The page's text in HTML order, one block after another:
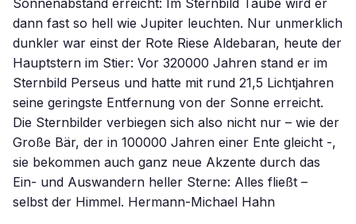
Sonnenabstand erreicht: Im Sternbild Taube wird er
dann fast so hell wie Jupiter leuchten. Nur unmerklich
dunkler war einst der Rote Riese Aldebaran, heute der
Hauptstern im Stier: Vor 320000 Jahren stand er im
Sternbild Perseus und hatte mit rund 21,5 Lichtjahren
seine geringste Entfernung von der Sonne erreicht.
Die Sternbilder verbiegen sich also nicht nur – wie der
Große Bär, der in 100000 Jahren einer Ente gleicht -,
sie bekommen auch ganz neue Akzente durch das
Ein- und Auswandern heller Sterne: Alles fließt –
selbst der Himmel. Hermann-Michael Hahn